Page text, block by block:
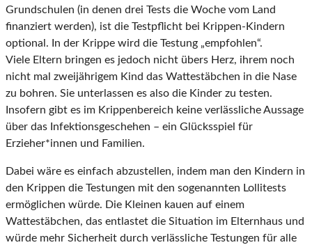
Grundschulen (in denen drei Tests die Woche vom Land
finanziert werden), ist die Testpflicht bei Krippen-Kindern
optional. In der Krippe wird die Testung „empfohlen“.
Viele Eltern bringen es jedoch nicht übers Herz, ihrem noch
nicht mal zweijährigem Kind das Wattestäbchen in die Nase
zu bohren. Sie unterlassen es also die Kinder zu testen.
Insofern gibt es im Krippenbereich keine verlässliche Aussage
über das Infektionsgeschehen – ein Glücksspiel für
Erzieher*innen und Familien.
Dabei wäre es einfach abzustellen, indem man den Kindern in
den Krippen die Testungen mit den sogenannten Lollitests
ermöglichen würde. Die Kleinen kauen auf einem
Wattestäbchen, das entlastet die Situation im Elternhaus und
würde mehr Sicherheit durch verlässliche Testungen für alle